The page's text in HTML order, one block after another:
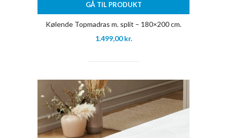
GÅ TIL PRODUKT
Kølende Topmadras m. split – 180×200 cm.
1.499,00kr.